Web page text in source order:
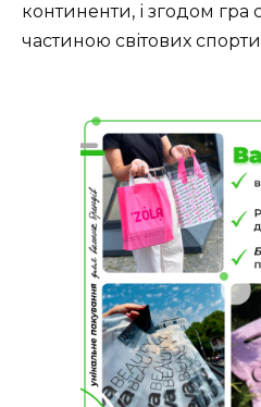
континенти, і згодом гра
частиною світових